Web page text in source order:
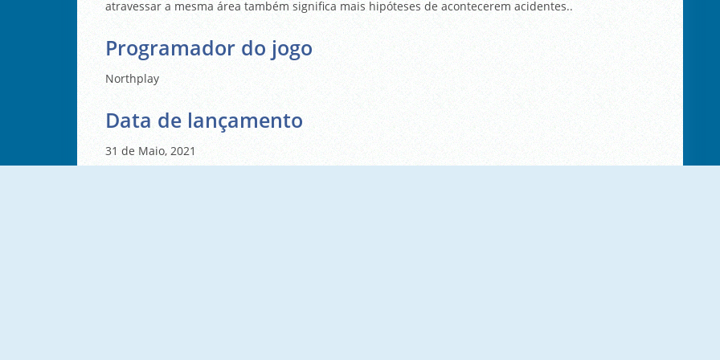
atravessar a mesma área também significa mais hipóteses de acontecerem acidentes..
Programador do jogo
Northplay
Data de lançamento
31 de Maio, 2021